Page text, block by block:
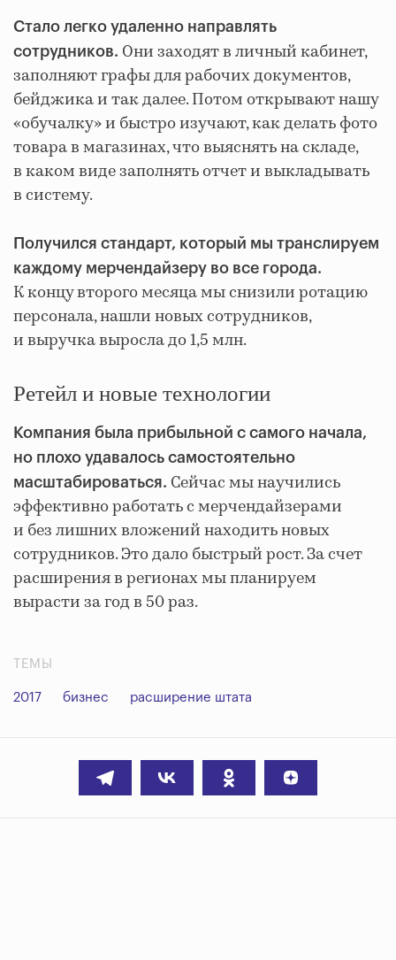
Стало легко удаленно направлять
сотрудников. Они заходят в личный кабинет,
заполняют графы для рабочих документов,
бейджика и так далее. Потом открывают нашу
«обучалку» и быстро изучают, как делать фото
товара в магазинах, что выяснять на складе,
в каком виде заполнять отчет и выкладывать
в систему.
Получился стандарт, который мы транслируем
каждому мерчендайзеру во все города.
К концу второго месяца мы снизили ротацию
персонала, нашли новых сотрудников,
и выручка выросла до 1,5 млн.
Ретейл и новые технологии
Компания была прибыльной с самого начала,
но плохо удавалось самостоятельно
масштабироваться. Сейчас мы научились
эффективно работать с мерчендайзерами
и без лишних вложений находить новых
сотрудников. Это дало быстрый рост. За счет
расширения в регионах мы планируем
вырасти за год в 50 раз.
ТЕМЫ
2017 бизнес расширение штата